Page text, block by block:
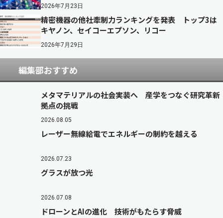
2026年7月23日
精密機器の他社牽制力ランキングを発表 トップ3は
キヤノン、セイコーエプソン、リコー
2026年7月29日
編集部おすすめ
メタマテリアルの社会実装へ 産学をつなぐ研究革新
拠点の挑戦
2026.08.05
レーザー無線給電でエネルギーの制約を越える
2026.07.23
グラスが放つ光
2026.07.08
ドローンとAIの進化 技術がもたらす脅威